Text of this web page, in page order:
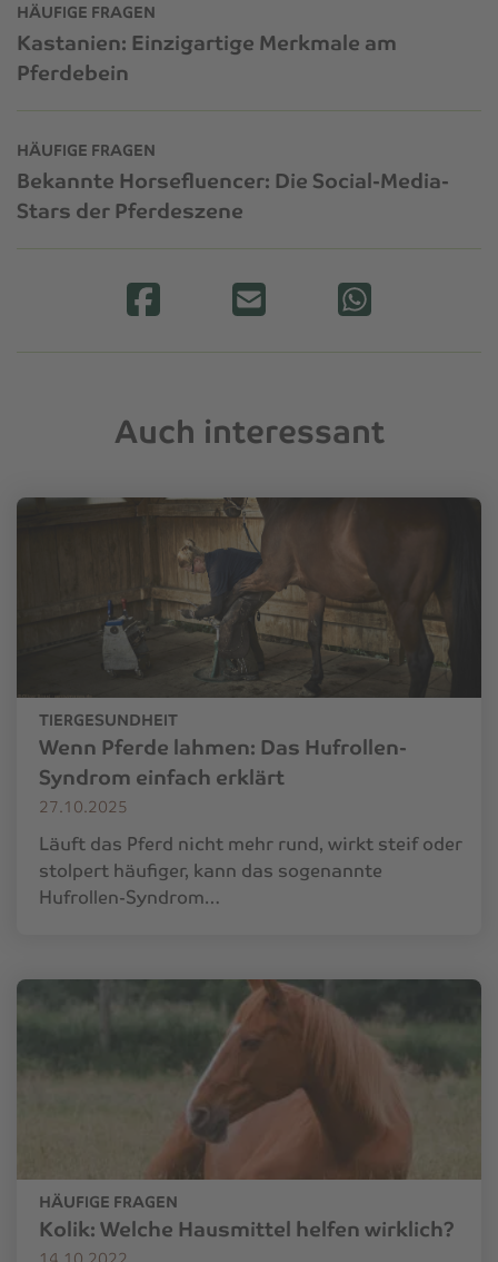
HÄUFIGE FRAGEN
Kastanien: Einzigartige Merkmale am
Pferdebein
HÄUFIGE FRAGEN
Bekannte Horsefluencer: Die Social-Media-
Stars der Pferdeszene
Auch interessant
TIERGESUNDHEIT
Wenn Pferde lahmen: Das Hufrollen-
Syndrom einfach erklärt
27.10.2025
Läuft das Pferd nicht mehr rund, wirkt steif oder
stolpert häufiger, kann das sogenannte
Hufrollen-Syndrom…
HÄUFIGE FRAGEN
Kolik: Welche Hausmittel helfen wirklich?